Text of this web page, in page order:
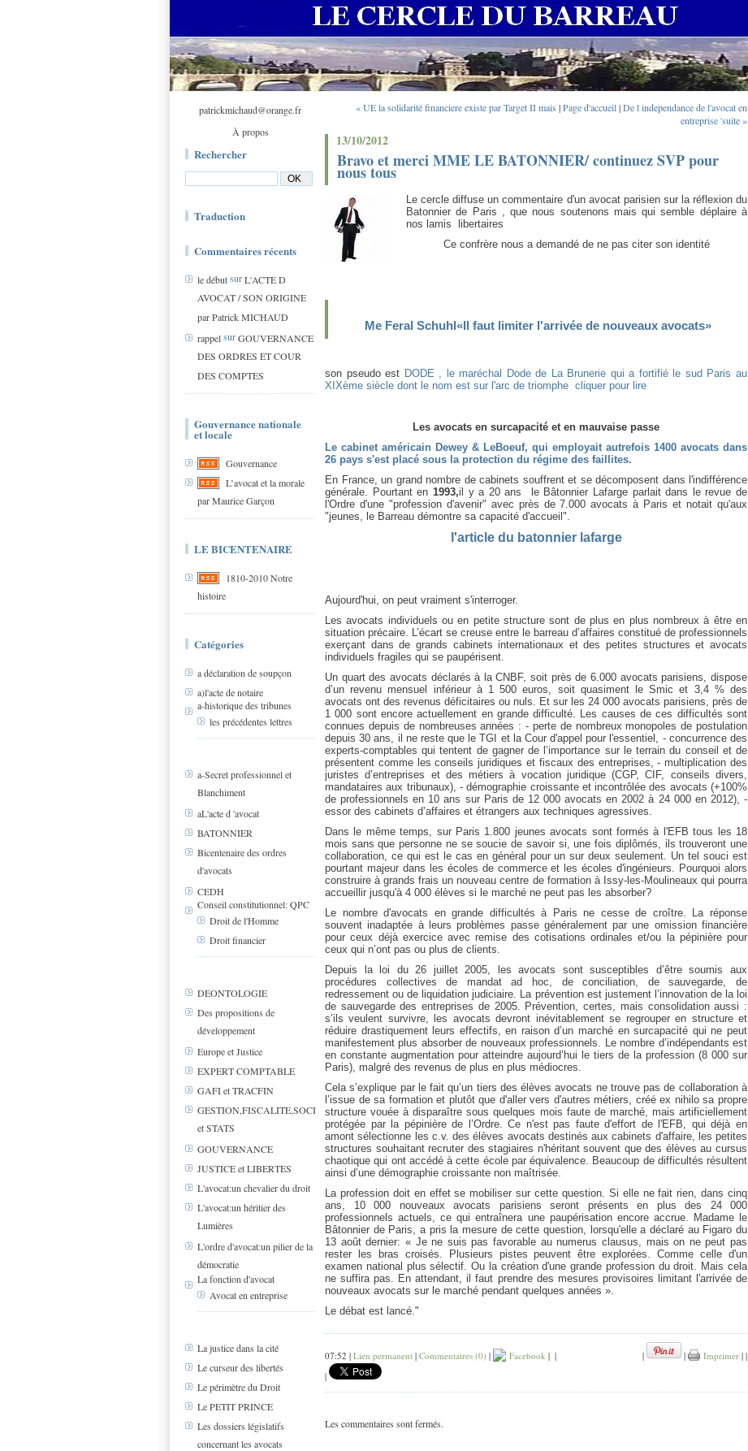
patrickmichaud@orange.fr
À propos
Rechercher
Traduction
Commentaires récents
le débutsurL'ACTE D
AVOCAT / SON ORIGINE
par Patrick MICHAUD
rappelsurGOUVERNANCE
DES ORDRES ET COUR
DES COMPTES
Gouvernance nationale
et locale
Gouvernance
L’avocat et la morale
par Maurice Garçon
LE BICENTENAIRE
1810-2010 Notre
histoire
Catégories
a déclaration de soupçon
a)l'acte de notaire
a-historique des tribunes
les précédentes lettres
a-Secret professionnel et
Blanchiment
aL'acte d 'avocat
BATONNIER
Bicentenaire des ordres
d'avocats
CEDH
Conseil constitutionnel: QPC
Droit de l'Homme
Droit financier
DEONTOLOGIE
Des propositions de
développement
Europe et Justice
EXPERT COMPTABLE
GAFI et TRACFIN
GESTION,FISCALITE,SOCIAL
et STATS
GOUVERNANCE
JUSTICE et LIBERTES
L'avocat:un chevalier du droit
L'avocat:un héritier des
Lumières
L'ordre d'avocat:un pilier de la
démocratie
La fonction d'avocat
Avocat en entreprise
La justice dans la cité
Le curseur des libertés
Le périmètre du Droit
Le PETIT PRINCE
Les dossiers législatifs
concernant les avocats
« UE la solidarité financiere existe par Target II mais |Page d'accueil|De l independance de l'avocat en
entreprise 'suite »
13/10/2012
Bravo et merci MME LE BATONNIER/ continuez SVP pour
nous tous
Le cercle diffuse un commentaire d'un avocat parisien sur la réflexion du
Batonnier de Paris , que nous soutenons mais qui semble déplaire à
nos lamis libertaires
Ce confrère nous a demandé de ne pas citer son identité
Me Feral Schuhl«Il faut limiter l'arrivée de nouveaux avocats»
son pseudo est DODE , le maréchal Dode de La Brunerie qui a fortifié le sud Paris au
XIXème siècle dont le nom est sur l'arc de triomphe cliquer pour lire
Les avocats en surcapacité et en mauvaise passe
Le cabinet américain Dewey & LeBoeuf, qui employait autrefois 1400 avocats dans
26 pays s'est placé sous la protection du régime des faillites.
En France, un grand nombre de cabinets souffrent et se décomposent dans l'indifférence
générale. Pourtant en 1993,il y a 20 ans le Bâtonnier Lafarge parlait dans le revue de
l'Ordre d'une "profession d'avenir" avec près de 7.000 avocats à Paris et notait qu'aux
"jeunes, le Barreau démontre sa capacité d'accueil".
l'article du batonnier lafarge
Aujourd'hui, on peut vraiment s'interroger.
Les avocats individuels ou en petite structure sont de plus en plus nombreux à être en
situation précaire. L’écart se creuse entre le barreau d’affaires constitué de professionnels
exerçant dans de grands cabinets internationaux et des petites structures et avocats
individuels fragiles qui se paupérisent.
Un quart des avocats déclarés à la CNBF, soit près de 6.000 avocats parisiens, dispose
d’un revenu mensuel inférieur à 1 500 euros, soit quasiment le Smic et 3,4 % des
avocats ont des revenus déficitaires ou nuls. Et sur les 24 000 avocats parisiens, près de
1 000 sont encore actuellement en grande difficulté. Les causes de ces difficultés sont
connues depuis de nombreuses années : - perte de nombreux monopoles de postulation
depuis 30 ans, il ne reste que le TGI et la Cour d'appel pour l'essentiel, - concurrence des
experts-comptables qui tentent de gagner de l’importance sur le terrain du conseil et de
présentent comme les conseils juridiques et fiscaux des entreprises, - multiplication des
juristes d’entreprises et des métiers à vocation juridique (CGP, CIF, conseils divers,
mandataires aux tribunaux), - démographie croissante et incontrôlée des avocats (+100%
de professionnels en 10 ans sur Paris de 12 000 avocats en 2002 à 24 000 en 2012), -
essor des cabinets d’affaires et étrangers aux techniques agressives.
Dans le même temps, sur Paris 1.800 jeunes avocats sont formés à l'EFB tous les 18
mois sans que personne ne se soucie de savoir si, une fois diplômés, ils trouveront une
collaboration, ce qui est le cas en général pour un sur deux seulement. Un tel souci est
pourtant majeur dans les écoles de commerce et les écoles d'ingénieurs. Pourquoi alors
construire à grands frais un nouveau centre de formation à Issy-les-Moulineaux qui pourra
accueillir jusqu'à 4 000 élèves si le marché ne peut pas les absorber?
Le nombre d'avocats en grande difficultés à Paris ne cesse de croître. La réponse
souvent inadaptée à leurs problèmes passe généralement par une omission financière
pour ceux déjà exercice avec remise des cotisations ordinales et/ou la pépinière pour
ceux qui n’ont pas ou plus de clients.
Depuis la loi du 26 juillet 2005, les avocats sont susceptibles d’être soumis aux
procédures collectives de mandat ad hoc, de conciliation, de sauvegarde, de
redressement ou de liquidation judiciaire. La prévention est justement l’innovation de la loi
de sauvegarde des entreprises de 2005. Prévention, certes, mais consolidation aussi :
s’ils veulent survivre, les avocats devront inévitablement se regrouper en structure et
réduire drastiquement leurs effectifs, en raison d’un marché en surcapacité qui ne peut
manifestement plus absorber de nouveaux professionnels. Le nombre d’indépendants est
en constante augmentation pour atteindre aujourd’hui le tiers de la profession (8 000 sur
Paris), malgré des revenus de plus en plus médiocres.
Cela s’explique par le fait qu’un tiers des élèves avocats ne trouve pas de collaboration à
l’issue de sa formation et plutôt que d'aller vers d'autres métiers, créé ex nihilo sa propre
structure vouée à disparaître sous quelques mois faute de marché, mais artificiellement
protégée par la pépinière de l’Ordre. Ce n'est pas faute d'effort de l'EFB, qui déjà en
amont sélectionne les c.v. des élèves avocats destinés aux cabinets d'affaire, les petites
structures souhaitant recruter des stagiaires n'héritant souvent que des élèves au cursus
chaotique qui ont accédé à cette école par équivalence. Beaucoup de difficultés résultent
ainsi d’une démographie croissante non maîtrisée.
La profession doit en effet se mobiliser sur cette question. Si elle ne fait rien, dans cinq
ans, 10 000 nouveaux avocats parisiens seront présents en plus des 24 000
professionnels actuels, ce qui entraînera une paupérisation encore accrue. Madame le
Bâtonnier de Paris, a pris la mesure de cette question, lorsqu'elle a déclaré au Figaro du
13 août dernier: « Je ne suis pas favorable au numerus clausus, mais on ne peut pas
rester les bras croisés. Plusieurs pistes peuvent être explorées. Comme celle d'un
examen national plus sélectif. Ou la création d'une grande profession du droit. Mais cela
ne suffira pas. En attendant, il faut prendre des mesures provisoires limitant l'arrivée de
nouveaux avocats sur le marché pendant quelques années ».
Le débat est lancé."
07:52 | Lien permanent | Commentaires (0) | Facebook | | | | Imprimer | |
|
Les commentaires sont fermés.